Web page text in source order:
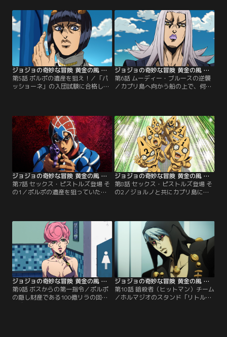
監中の幹部・ポルポ。ポルポはジョ
ルノに炎が灯ったライターを渡し、
24時間、炎を消さないよう命じる。
しかし試験に臨むジョルノの前に、
盗まれたパスポートを取り返すた
め、康一が現れた。
を見抜き、追ってきた康一と共に立
ち向かう。その戦いの中で康一が
「矢」の存在に気付き、ポルポの課
した試験の狙いがスタンド能力の発
現にあることを知る。
ジョジョの奇妙な冒険 黄金の風 第05話
第5話 ポルポの遺産を狙え！／「パ
ッショーネ」の入団試験に合格した
パンナコッタ・フーゴと出会う。ジ
ョルノを迎え入れたブチャラティチ
ームの一行は、ポルポの隠し財産の
100億リラを回収するため、カプリ
島へと向かう。
ジョジョの奇妙な冒険 黄金の風 第06話
第6話 ムーディー・ブルースの逆襲
／カプリ島へ向かう船の上で、何者
暴くために、ジョルノは自ら攻撃を
受ける。新入りを信用していないア
バッキオだったが、ジョルノが覚悟
を証明したことで、アバッキオはス
タンド「ムーディー・ブルース」を
発動。
ジョジョの奇妙な冒険 黄金の風 第07話
第7話 セックス・ピストルズ登場 そ
の1／ポルポの遺産を狙っていた組
敗れる前に、ブチャラティたちがカ
プリ島へ向かっていることを仲間の
男に無線で連絡していた。その男が
すでにカプリ島で待ち伏せしている
ことを知ったジョルノとミスタ
は…。
ジョジョの奇妙な冒険 黄金の風 第08話
第8話 セックス・ピストルズ登場 そ
の2／ジョルノと共にカプリ島に上
力で撃った弾丸を操作し攻撃する
が、サーレーのスタンド「クラフ
ト・ワーク」の前に苦戦を強いられ
る。なんとか反撃を試みるミスタだ
ったが、彼の手元には弾丸が「4
発」しか残っておらず…。
ジョジョの奇妙な冒険 黄金の風 第09話
第9話 ボスからの第一指令／ポルポ
の隠し財産である100億リラの回収
に成功したブチャラティたち。そん
ジョジョの奇妙な冒険 黄金の風 第10話
第10話 暗殺者（ヒットマン）チーム
／ホルマジオのスタンド「リトル・